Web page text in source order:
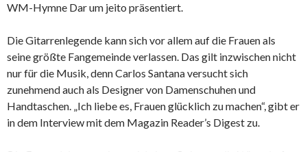
WM-Hymne Dar um jeito präsentiert.
Die Gitarrenlegende kann sich vor allem auf die Frauen als
seine größte Fangemeinde verlassen. Das gilt inzwischen nicht
nur für die Musik, denn Carlos Santana versucht sich
zunehmend auch als Designer von Damenschuhen und
Handtaschen. „Ich liebe es, Frauen glücklich zu machen“, gibt er
in dem Interview mit dem Magazin Reader’s Digest zu.